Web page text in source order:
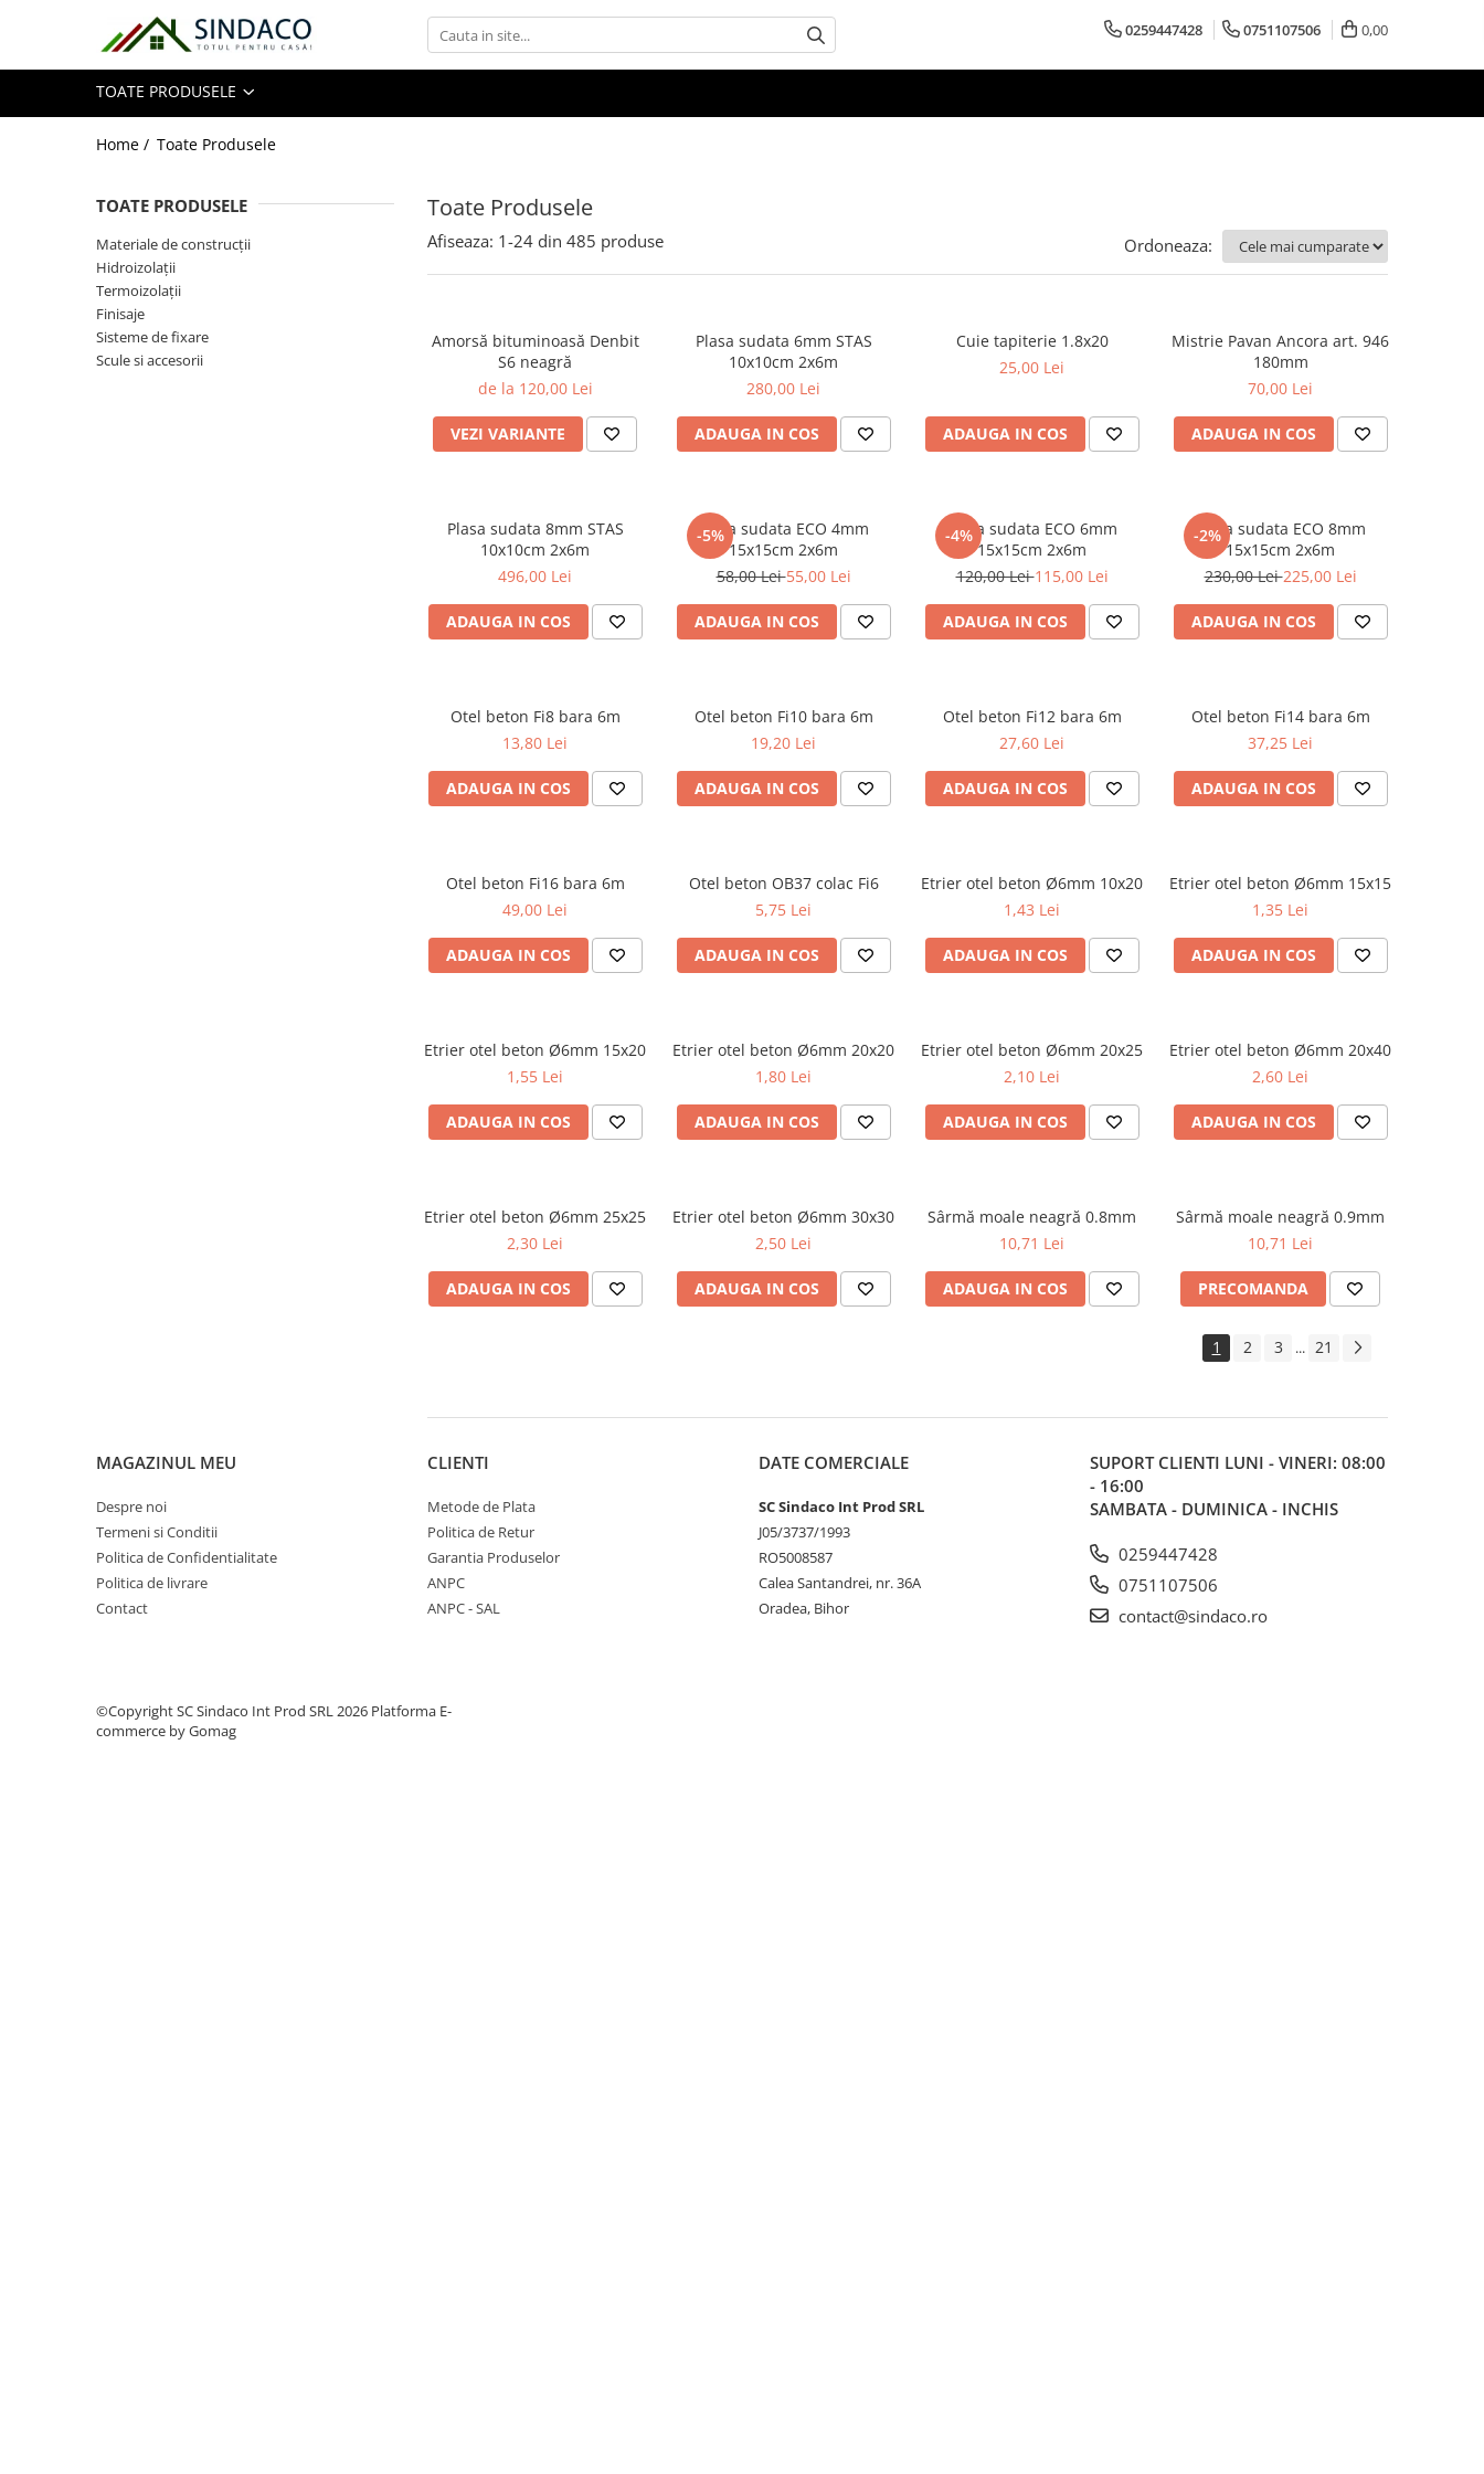
Toate Produsele
Materiale de construcții
Plasă sudată
Tencuieli, gleturi, ciment
Finisaje interioare
Adezivi, tinci, șape
Vopsele lavabile
Lacuri lemn
0259447428 0751107506 0,00
TOATE PRODUSELE
Home / Toate Produsele
Toate Produsele
TOATE PRODUSELE
Materiale de construcții
Hidroizolații
Termoizolații
Finisaje
Sisteme de fixare
Scule si accesorii
Afiseaza: 1-24 din 485 produse Ordoneaza:
Amorsă bituminoasă Denbit
S6 neagră
de la 120,00 Lei
VEZI VARIANTE
Plasa sudata 6mm STAS
10x10cm 2x6m
280,00 Lei
ADAUGA IN COS
Cuie tapiterie 1.8x20
25,00 Lei
ADAUGA IN COS
Mistrie Pavan Ancora art. 946
180mm
70,00 Lei
ADAUGA IN COS
Plasa sudata 8mm STAS
10x10cm 2x6m
496,00 Lei
ADAUGA IN COS
-5%
Plasa sudata ECO 4mm
15x15cm 2x6m
58,00 Lei55,00 Lei
ADAUGA IN COS
-4%
Plasa sudata ECO 6mm
15x15cm 2x6m
120,00 Lei115,00 Lei
ADAUGA IN COS
-2%
Plasa sudata ECO 8mm
15x15cm 2x6m
230,00 Lei225,00 Lei
ADAUGA IN COS
Otel beton Fi8 bara 6m
13,80 Lei
ADAUGA IN COS
Otel beton Fi10 bara 6m
19,20 Lei
ADAUGA IN COS
Otel beton Fi12 bara 6m
27,60 Lei
ADAUGA IN COS
Otel beton Fi14 bara 6m
37,25 Lei
ADAUGA IN COS
Otel beton Fi16 bara 6m
49,00 Lei
ADAUGA IN COS
Otel beton OB37 colac Fi6
5,75 Lei
ADAUGA IN COS
Etrier otel beton Ø6mm 10x20
1,43 Lei
ADAUGA IN COS
Etrier otel beton Ø6mm 15x15
1,35 Lei
ADAUGA IN COS
Etrier otel beton Ø6mm 15x20
1,55 Lei
ADAUGA IN COS
Etrier otel beton Ø6mm 20x20
1,80 Lei
ADAUGA IN COS
Etrier otel beton Ø6mm 20x25
2,10 Lei
ADAUGA IN COS
Etrier otel beton Ø6mm 20x40
2,60 Lei
ADAUGA IN COS
Etrier otel beton Ø6mm 25x25
2,30 Lei
ADAUGA IN COS
Etrier otel beton Ø6mm 30x30
2,50 Lei
ADAUGA IN COS
Sârmă moale neagră 0.8mm
10,71 Lei
ADAUGA IN COS
Sârmă moale neagră 0.9mm
10,71 Lei
PRECOMANDA
1 2 3 ... 21
MAGAZINUL MEU
Despre noi
Termeni si Conditii
Politica de Confidentialitate
Politica de livrare
Contact
CLIENTI
Metode de Plata
Politica de Retur
Garantia Produselor
ANPC
ANPC - SAL
DATE COMERCIALE
SC Sindaco Int Prod SRL
J05/3737/1993
RO5008587
Calea Santandrei, nr. 36A
Oradea, Bihor
SUPORT CLIENTI LUNI - VINERI: 08:00
- 16:00
SAMBATA - DUMINICA - INCHIS
0259447428
0751107506
contact@sindaco.ro
©Copyright SC Sindaco Int Prod SRL 2026 Platforma E-
commerce by Gomag